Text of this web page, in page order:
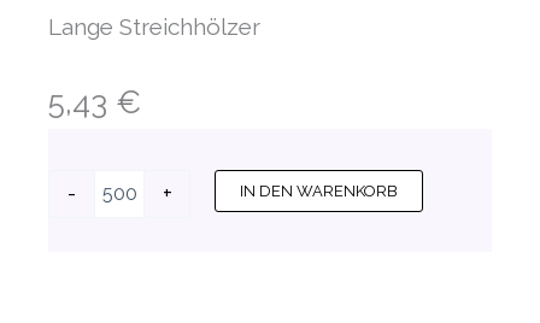
Lange Streichhölzer
5,43 €
-
Werbestreichhölzer
+ IN DEN WARENKORB